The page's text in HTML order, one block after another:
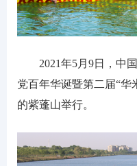
2021年5月9日，中
党百年华诞暨第二届“华
的紫蓬山举行。